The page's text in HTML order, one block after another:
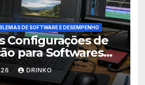
DE SOFTWARE E DESEMPENHO
Configurações de
para Softwares
de Vídeo em
Básico
DRINKO